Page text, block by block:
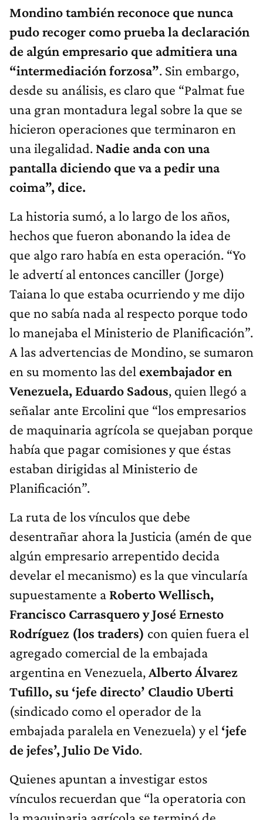
Mondino también reconoce que nunca
pudo recoger como prueba la declaración
de algún empresario que admitiera una
“intermediación forzosa”. Sin embargo,
desde su análisis, es claro que “Palmat fue
una gran montadura legal sobre la que se
hicieron operaciones que terminaron en
una ilegalidad. Nadie anda con una
pantalla diciendo que va a pedir una
coima”, dice.
La historia sumó, a lo largo de los años,
hechos que fueron abonando la idea de
que algo raro había en esta operación. “Yo
le advertí al entonces canciller (Jorge)
Taiana lo que estaba ocurriendo y me dijo
que no sabía nada al respecto porque todo
lo manejaba el Ministerio de Planificación”.
A las advertencias de Mondino, se sumaron
en su momento las del exembajador en
Venezuela, Eduardo Sadous, quien llegó a
señalar ante Ercolini que “los empresarios
de maquinaria agrícola se quejaban porque
había que pagar comisiones y que éstas
estaban dirigidas al Ministerio de
Planificación”.
La ruta de los vínculos que debe
desentrañar ahora la Justicia (amén de que
algún empresario arrepentido decida
develar el mecanismo) es la que vincularía
supuestamente a Roberto Wellisch,
Francisco Carrasquero y José Ernesto
Rodríguez (los traders) con quien fuera el
agregado comercial de la embajada
argentina en Venezuela,Alberto Álvarez
Tufillo, su ‘jefe directo’ Claudio Uberti
(sindicado como el operador de la
embajada paralela en Venezuela) y el ‘jefe
de jefes’, Julio De Vido.
Quienes apuntan a investigar estos
vínculos recuerdan que “la operatoria con